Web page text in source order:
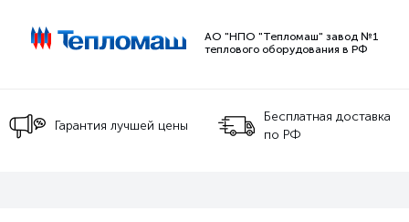
АО "НПО "Тепломаш" завод №1
теплового оборудования в РФ
Гарантия лучшей цены
Бесплатная доставка
по РФ